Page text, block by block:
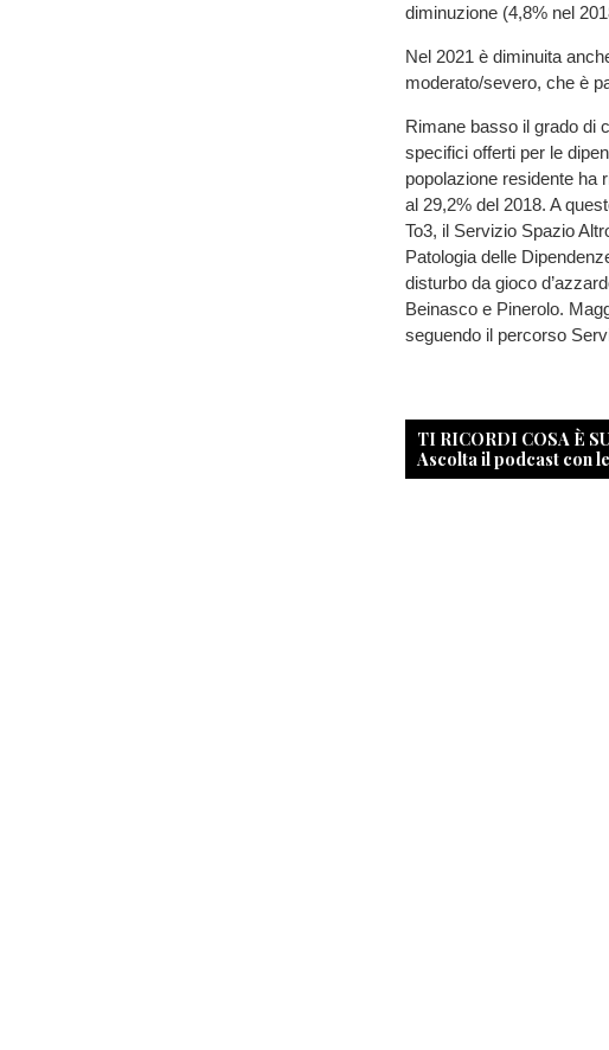
diminuzione (4,8% nel
Nel 2021 è diminuita
moderato/severo, che è
Rimane basso il grado di
specifici offerti per le
popolazione residente ha
al 29,2% del 2018. A
To3, il Servizio Spazio
Patologia delle
disturbo da gioco
Beinasco e Pinerolo.
seguendo il percorso
TI RICORDI COSA È
Ascolta il podcast con